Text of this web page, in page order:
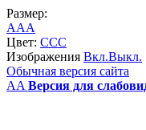
Размер:
AAA
Цвет: CCC
Изображения Вкл.Выкл.
Обычная версия сайта
AA Версия для